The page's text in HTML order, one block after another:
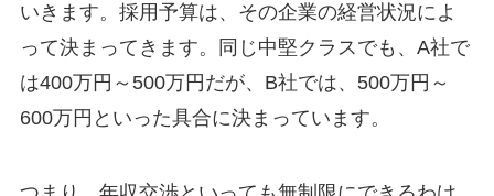
いきます。採用予算は、その企業の経営状況によ
って決まってきます。同じ中堅クラスでも、A社で
は400万円～500万円だが、B社では、500万円～
600万円といった具合に決まっています。